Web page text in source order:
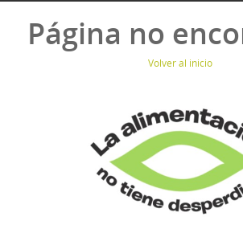
Página no
Volver al inicio